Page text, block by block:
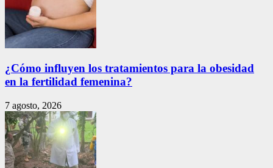
¿Cómo influyen los tratamientos para la obesidad
en la fertilidad femenina?
7 agosto, 2026